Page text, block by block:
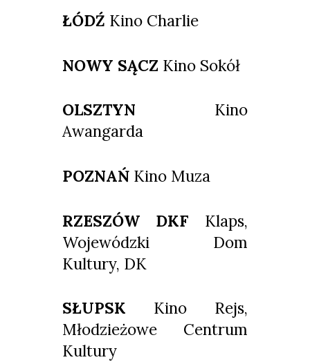
ŁÓDŹ Kino Charlie
NOWY SĄCZ Kino Sokół
OLSZTYN Kino
Awangarda
POZNAŃKino Muza
RZESZÓW DKF Klaps,
Wojewódzki Dom
Kultury, DK
SŁUPSK Kino Rejs,
Młodzieżowe Centrum
Kultury